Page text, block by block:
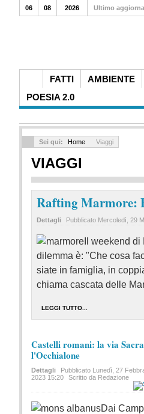
FATTI AMBIENTE
POESIA 2.0
06 08 2026 Ultimo
Sei qui: Home Viaggi
VIAGGI
Rafting Marmore:
Dettagli Pubblicato Mercoledì, 29
Il weekend
dilemma è: "Che cosa
siate in famiglia, in
chiama cascata delle
LEGGI TUTTO...
Castelli romani: la via
l'Occhialone
Dettagli Pubblicato Lunedì, 27
2023 15:20
Scritto da Redazione
Dai